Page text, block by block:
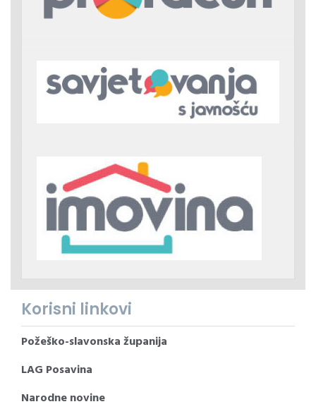
Korisni linkovi
Požeško-slavonska županija
LAG Posavina
Narodne novine